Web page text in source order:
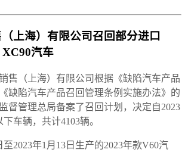
上海）有限公司召回部分进口
汽车
售（上海）有限公司根据《缺陷汽车产品
缺陷汽车产品召回管理条例实施办法》的
督管理总局备案了召回计划，决定自2023
车辆，共计4103辆。
至2023年1月13日生产的2023年款V60汽